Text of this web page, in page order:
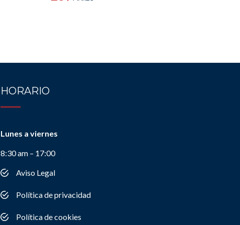
HORARIO
Lunes a viernes
8:30 am – 17:00
Aviso Legal
Política de privacidad
Política de cookies